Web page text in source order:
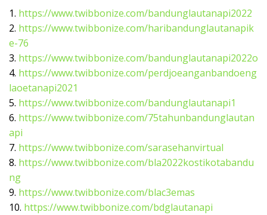
1. https://www.twibbonize.com/bandunglautanapi2022
2. https://www.twibbonize.com/haribandunglautanapik
e-76
3. https://www.twibbonize.com/bandunglautanapi2022o
4. https://www.twibbonize.com/perdjoeanganbandoeng
laoetanapi2021
5. https://www.twibbonize.com/bandunglautanapi1
6. https://www.twibbonize.com/75tahunbandunglautan
api
7. https://www.twibbonize.com/sarasehanvirtual
8. https://www.twibbonize.com/bla2022kostikotabandu
ng
9. https://www.twibbonize.com/blac3emas
10. https://www.twibbonize.com/bdglautanapi